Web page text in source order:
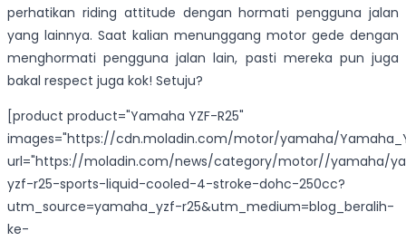
perhatikan riding attitude dengan hormati pengguna jalan
yang lainnya. Saat kalian menunggang motor gede dengan
menghormati pengguna jalan lain, pasti mereka pun juga
bakal respect juga kok! Setuju?
[product product="Yamaha YZF-R25"
images="https://cdn.moladin.com/motor/yamaha/
url="https://moladin.com/news/category/motor//yamaha/
yzf-r25-sports-liquid-cooled-4-stroke-dohc-250cc?
utm_source=yamaha_yzf-r25&utm_medium=blog_beralih-
ke-